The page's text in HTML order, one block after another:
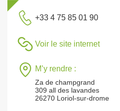
+33 4 75 85 01 90
Voir le site internet
M’y rendre :
Za de champgrand
309 all des lavandes
26270 Loriol-sur-drome